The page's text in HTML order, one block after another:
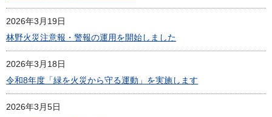
2026年3月19日
林野火災注意報・警報の運用を開始しました
2026年3月18日
令和8年度「緑を火災から守る運動」を実施します
2026年3月5日